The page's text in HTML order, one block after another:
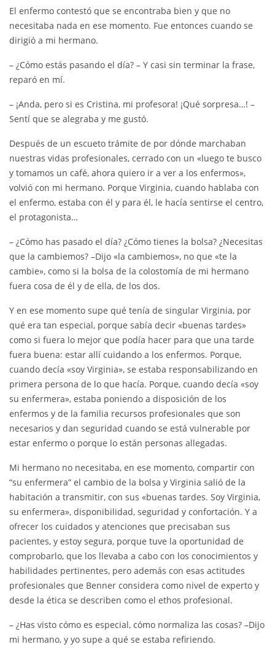
El enfermo contestó que se encontraba bien y que no
necesitaba nada en ese momento. Fue entonces cuando se
dirigió a mi hermano.
– ¿Cómo estás pasando el día? – Y casi sin terminar la frase,
reparó en mí.
– ¡Anda, pero si es Cristina, mi profesora! ¡Qué sorpresa…! –
Sentí que se alegraba y me gustó.
Después de un escueto trámite de por dónde marchaban
nuestras vidas profesionales, cerrado con un «luego te busco
y tomamos un café, ahora quiero ir a ver a los enfermos»,
volvió con mi hermano. Porque Virginia, cuando hablaba con
el enfermo, estaba con él y para él, le hacía sentirse el centro,
el protagonista…
– ¿Cómo has pasado el día? ¿Cómo tienes la bolsa? ¿Necesitas
que la cambiemos? –Dijo «la cambiemos», no que «te la
cambie», como si la bolsa de la colostomía de mi hermano
fuera cosa de él y de ella, de los dos.
Y en ese momento supe qué tenía de singular Virginia, por
qué era tan especial, porque sabía decir «buenas tardes»
como si fuera lo mejor que podía hacer para que una tarde
fuera buena: estar allí cuidando a los enfermos. Porque,
cuando decía «soy Virginia», se estaba responsabilizando en
primera persona de lo que hacía. Porque, cuando decía «soy
su enfermera», estaba poniendo a disposición de los
enfermos y de la familia recursos profesionales que son
necesarios y dan seguridad cuando se está vulnerable por
estar enfermo o porque lo están personas allegadas.
Mi hermano no necesitaba, en ese momento, compartir con
“su enfermera” el cambio de la bolsa y Virginia salió de la
habitación a transmitir, con sus «buenas tardes. Soy Virginia,
su enfermera», disponibilidad, seguridad y confortación. Y a
ofrecer los cuidados y atenciones que precisaban sus
pacientes, y estoy segura, porque tuve la oportunidad de
comprobarlo, que los llevaba a cabo con los conocimientos y
habilidades pertinentes, pero además con esas actitudes
profesionales que Benner considera como nivel de experto y
desde la ética se describen como el ethos profesional.
– ¿Has visto cómo es especial, cómo normaliza las cosas? –Dijo
mi hermano, y yo supe a qué se estaba refiriendo.